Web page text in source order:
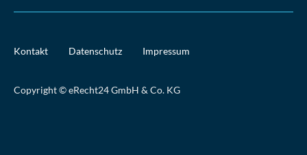
Kontakt Datenschutz Impressum
Copyright © eRecht24 GmbH & Co. KG